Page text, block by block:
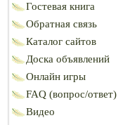
Гостевая книга
Обратная связь
Каталог сайтов
Доска объявлений
Онлайн игры
FAQ (вопрос/ответ)
Видео